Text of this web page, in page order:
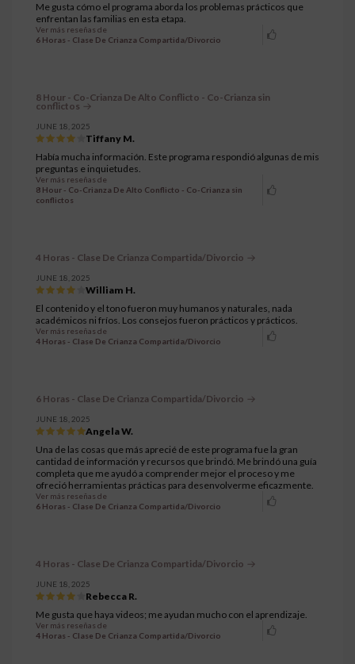
Me gusta cómo el programa aborda los problemas prácticos que
enfrentan las familias en esta etapa.
Ver más reseñas de
6 Horas - Clase De Crianza Compartida/Divorcio
8 Hour - Co-Crianza De Alto Conflicto - Co-Crianza sin
conflictos
JUNE 18, 2025
Tiffany M.
Había mucha información. Este programa respondió algunas de mis
preguntas e inquietudes.
Ver más reseñas de
8 Hour - Co-Crianza De Alto Conflicto - Co-Crianza sin
conflictos
4 Horas - Clase De Crianza Compartida/Divorcio
JUNE 18, 2025
William H.
El contenido y el tono fueron muy humanos y naturales, nada
académicos ni fríos. Los consejos fueron prácticos y prácticos.
Ver más reseñas de
4 Horas - Clase De Crianza Compartida/Divorcio
6 Horas - Clase De Crianza Compartida/Divorcio
JUNE 18, 2025
Angela W.
Una de las cosas que más aprecié de este programa fue la gran
cantidad de información y recursos que brindó. Me brindó una guía
completa que me ayudó a comprender mejor el proceso y me
ofreció herramientas prácticas para desenvolverme eficazmente.
Ver más reseñas de
6 Horas - Clase De Crianza Compartida/Divorcio
4 Horas - Clase De Crianza Compartida/Divorcio
JUNE 18, 2025
Rebecca R.
Me gusta que haya videos; me ayudan mucho con el aprendizaje.
Ver más reseñas de
4 Horas - Clase De Crianza Compartida/Divorcio